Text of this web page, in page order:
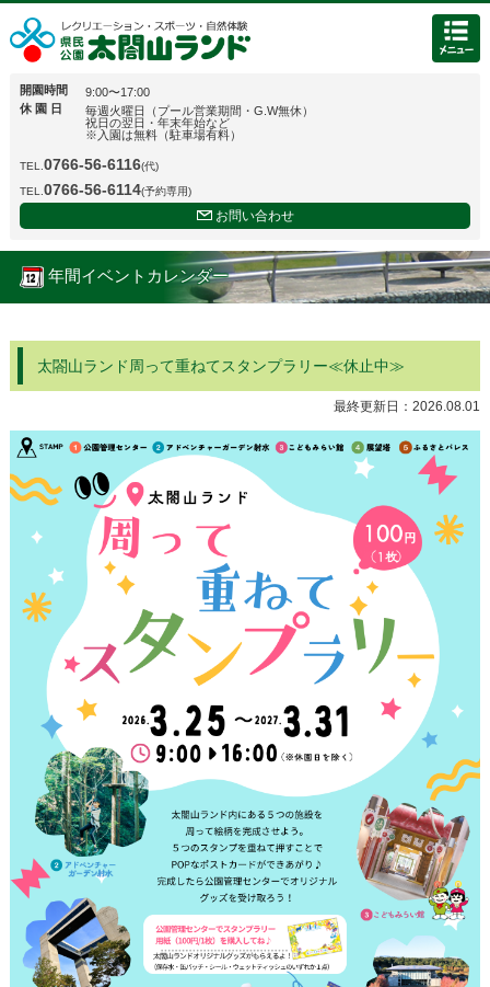
開園時間
9:00〜17:00
休 園 日
毎週火曜日（プール営業期間・G.W無休）
祝日の翌日・年末年始など
※入園は無料（駐車場有料）
TEL.0766-56-6116(代)
TEL.0766-56-6114(予約専用)
お問い合わせ
年間イベントカレンダー
太閤山ランド周って重ねてスタンプラリー≪休止中≫
最終更新日：2026.08.01